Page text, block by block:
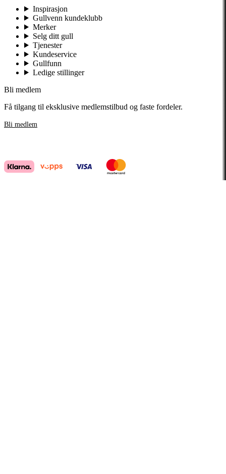
Inspirasjon
Gullvenn kundeklubb
Merker
Selg ditt gull
Tjenester
Kundeservice
Gullfunn
Ledige stillinger
Bli medlem
Få tilgang til eksklusive medlemstilbud og faste fordeler.
Bli medlem